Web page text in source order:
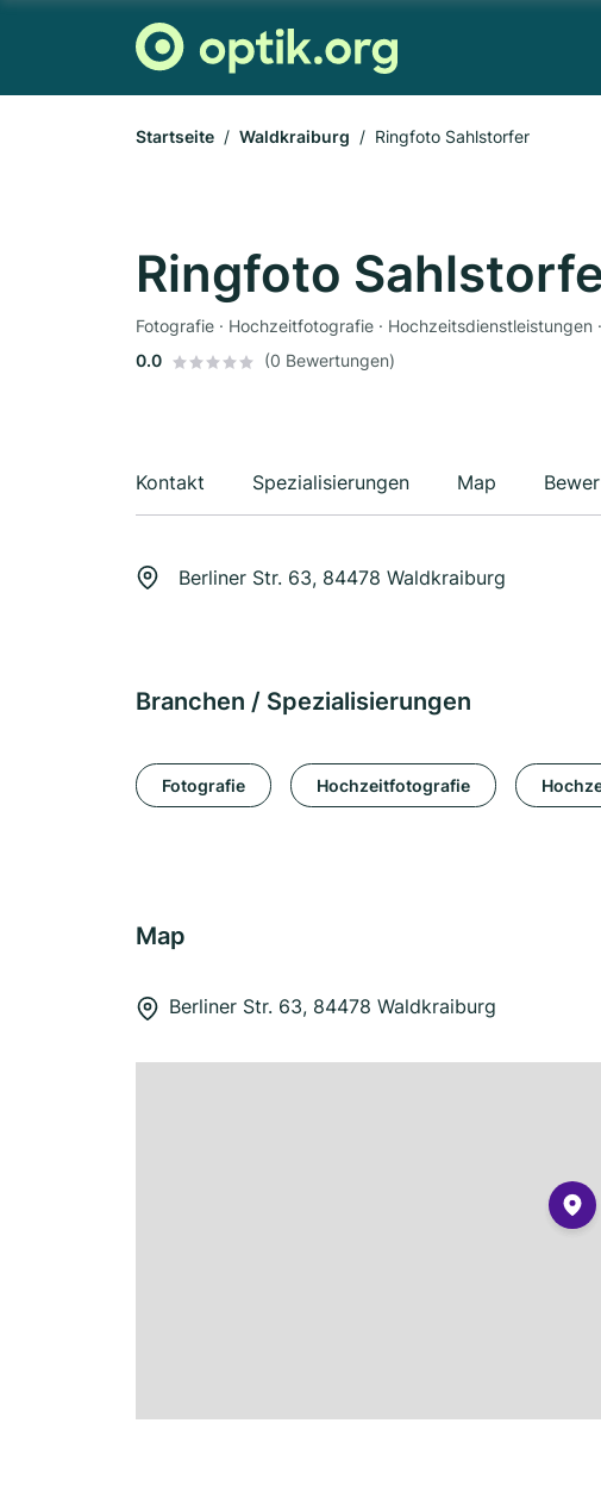
Startseite Waldkraiburg Ringfoto Sahlstorfer
Ringfoto
Fotografie · Hochzeitfotografie · Hochzeitsdienstleistungen
0.0
(0 Bewertungen)
Kontakt Spezialisierungen Map
Berliner Str. 63, 84478 Waldkraiburg
Branchen / Spezialisierungen
Fotografie Hochzeitfotografie
Map
Berliner Str. 63, 84478 Waldkraiburg